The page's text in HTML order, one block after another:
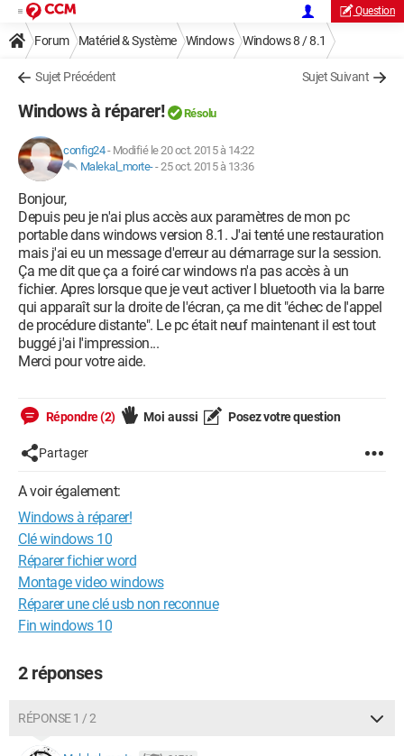
Question
Forum Matériel & Système Windows Windows 8 / 8.1
Sujet Précédent Sujet Suivant
Windows à réparer! Résolu
config24- Modifié le 20 oct. 2015 à 14:22
Malekal_morte--25 oct. 2015 à 13:36
Bonjour,
Depuis peu je n'ai plus accès aux paramètres de mon pc
portable dans windows version 8.1. J'ai tenté une restauration
mais j'ai eu un message d'erreur au démarrage sur la session.
Ça me dit que ça a foiré car windows n'a pas accès à un
fichier. Apres lorsque que je veut activer l bluetooth via la barre
qui apparaît sur la droite de l'écran, ça me dit "échec de l'appel
de procédure distante". Le pc était neuf maintenant il est tout
buggé j'ai l'impression...
Merci pour votre aide.
Répondre (2) Moi aussi Posez votre question
Partager
A voir également:
Windows à réparer!
Clé windows 10
Réparer fichier word
Montage video windows
Réparer une clé usb non reconnue
Fin windows 10
2 réponses
RÉPONSE 1 / 2